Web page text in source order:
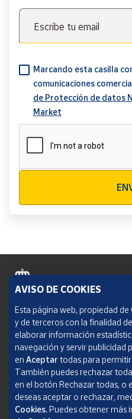
Escribe tu email
Marcando esta casilla
comunicaciones
de Protección de datos
Market
Política de cookies
Aviso legal
Condiciones del servicio
Política de Privacidad Web
Informe de transparencia
AVISO DE COOKIES
Esta página web, propiedad
y de terceros con la finalidad
elaborar información
navegación y servir publicidad
en Aceptar todas para
También puedes rechazar
en el botón Rechazar todas, o
deseas aceptar o rechazar,
Cookies.Puedes obtener más